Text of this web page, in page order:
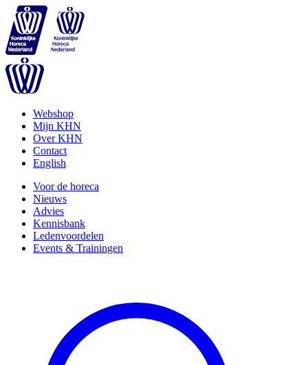
Webshop
Mijn KHN
Over KHN
Contact
English
Voor de horeca
Nieuws
Advies
Kennisbank
Ledenvoordelen
Events & Trainingen